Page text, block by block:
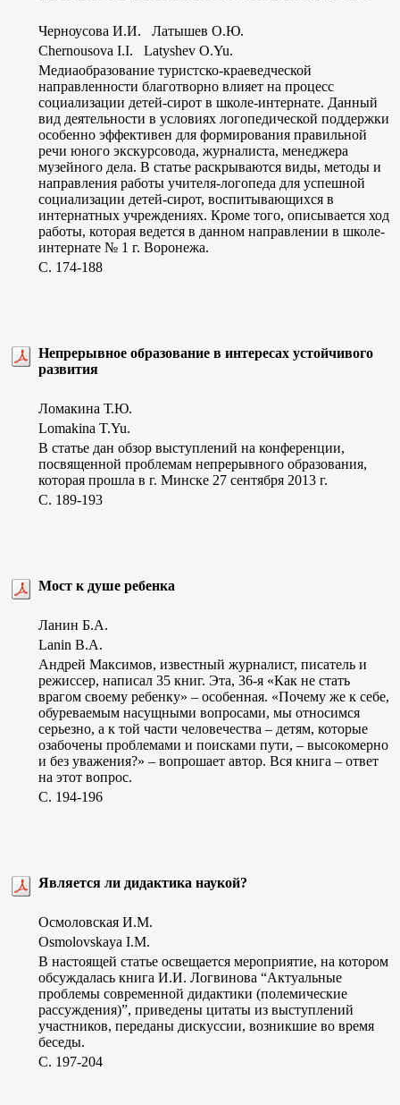
Черноусова И.И. Латышев О.Ю.
Chernousova I.I. Latyshev O.Yu.
Медиаобразование туристско-краеведческой
направленности благотворно влияет на процесс
социализации детей-сирот в школе-интернате. Данный
вид деятельности в условиях логопедической поддержки
особенно эффективен для формирования правильной
речи юного экскурсовода, журналиста, менеджера
музейного дела. В статье раскрываются виды, методы и
направления работы учителя-логопеда для успешной
социализации детей-сирот, воспитывающихся в
интернатных учреждениях. Кроме того, описывается ход
работы, которая ведется в данном направлении в школе-
интернате № 1 г. Воронежа.
C. 174-188
Непрерывное образование в интересах устойчивого
развития
Ломакина Т.Ю.
Lomakina T.Yu.
В статье дан обзор выступлений на конференции,
посвященной проблемам непрерывного образования,
которая прошла в г. Минске 27 сентября 2013 г.
C. 189-193
Мост к душе ребенка
Ланин Б.А.
Lanin B.A.
Андрей Максимов, известный журналист, писатель и
режиссер, написал 35 книг. Эта, 36-я «Как не стать
врагом своему ребенку» – особенная. «Почему же к себе,
обуреваемым насущными вопросами, мы относимся
серьезно, а к той части человечества – детям, которые
озабочены проблемами и поисками пути, – высокомерно
и без уважения?» – вопрошает автор. Вся книга – ответ
на этот вопрос.
C. 194-196
Является ли дидактика наукой?
Осмоловская И.М.
Osmolovskaya I.М.
В настоящей статье освещается мероприятие, на котором
обсуждалась книга И.И. Логвинова “Актуальные
проблемы современной дидактики (полемические
рассуждения)”, приведены цитаты из выступлений
участников, переданы дискуссии, возникшие во время
беседы.
C. 197-204